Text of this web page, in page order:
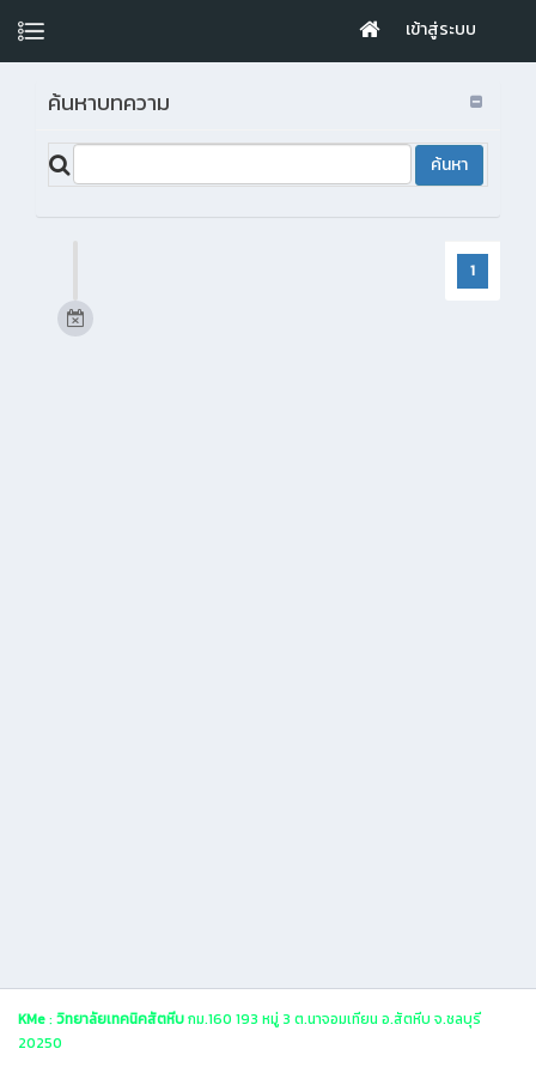
เข้าสู่ระบบ
ค้นหาบทความ
1
KMe: วิทยาลัยเทคนิคสัตหีบกม.160 193 หมู่ 3 ต.นาจอมเทียน อ.สัตหีบ จ.ชลบุรี
20250